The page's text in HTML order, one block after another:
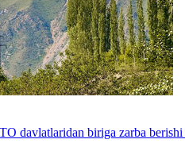
davlatlaridan biriga zarba